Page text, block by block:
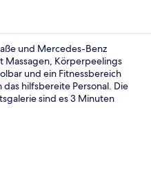
Innenpool
und Mercedes-Benz
Massagen, Körperpeelings
und ein Fitnessbereich
hilfsbereite Personal. Die
sind es 3 Minuten